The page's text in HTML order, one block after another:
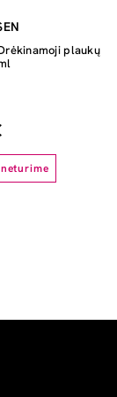
plaukų